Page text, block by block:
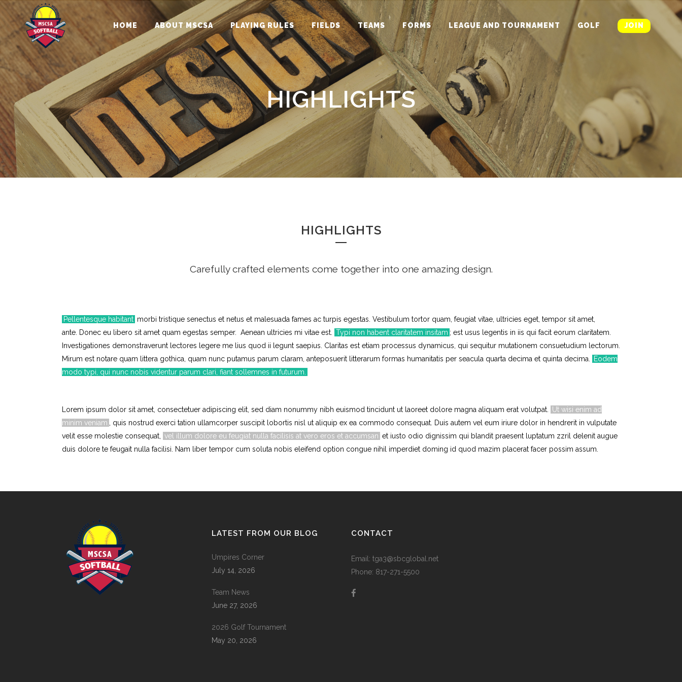
HOME ABOUT MSCSA PLAYING RULES FIELDS TEAMS FORMS LEAGUE AND TOURNAMENT GOLF JOIN
HIGHLIGHTS
HIGHLIGHTS
Carefully crafted elements come together into one amazing design.
Pellentesque habitant morbi tristique senectus et netus et malesuada fames ac turpis egestas. Vestibulum tortor quam, feugiat vitae, ultricies eget, tempor sit amet,
ante. Donec eu libero sit amet quam egestas semper. Aenean ultricies mi vitae est.
Typi non habent claritatem insitam ; est usus legentis in iis qui facit eorum claritatem.
Investigationes demonstraverunt lectores legere me lius quod ii legunt saepius. Claritas est etiam processus dynamicus, qui sequitur mutationem consuetudium lectorum.
Mirum est notare quam littera gothica, quam nunc putamus parum claram, anteposuerit litterarum formas humanitatis per seacula quarta decima et quinta decima.
Eodem
modo typi, qui nunc nobis videntur parum clari, fiant sollemnes in futurum.
Lorem ipsum dolor sit amet, consectetuer adipiscing elit, sed diam nonummy nibh euismod tincidunt ut laoreet dolore magna aliquam erat volutpat.
Ut wisi enim ad
minim veniam
, quis nostrud exerci tation ullamcorper suscipit lobortis nisl ut aliquip ex ea commodo consequat. Duis autem vel eum iriure dolor in hendrerit in vulputate
velit esse molestie consequat,
vel illum dolore eu feugiat nulla facilisis at vero eros et accumsan et iusto odio dignissim qui blandit praesent luptatum zzril delenit augue
duis dolore te feugait nulla facilisi. Nam liber tempor cum soluta nobis eleifend option congue nihil imperdiet doming id quod mazim placerat facer possim assum.
LATEST FROM OUR BLOG
Umpires Corner
July 14, 2026
Team News
June 27, 2026
2026 Golf Tournament
May 20, 2026
CONTACT
Email: tga3@sbcglobal.net
Phone: 817-271-5500